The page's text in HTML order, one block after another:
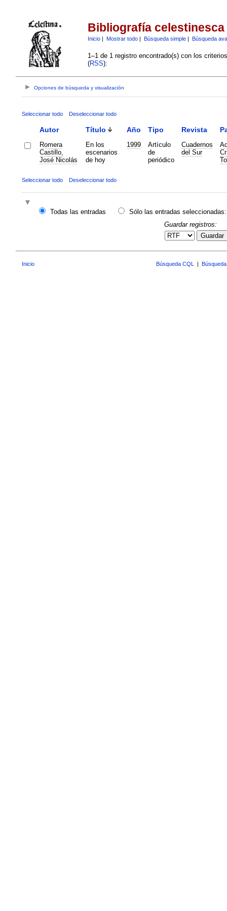
Bibliografía celestinesca
Inicio| Mostrar todo| Búsqueda simple| Búsqueda
1–1 de 1 registro encontrado(s) con los
(RSS):
Opciones de búsqueda y visualización
Seleccionar todo Deseleccionar todo
Autor Título Año Tipo Revista
Romera
Castillo,
José Nicolás
En los
escenarios
de hoy
1999
Artículo
de
periódico
Cuadernos
del Sur
Seleccionar todo Deseleccionar todo
Todas las entradas
Sólo las entradas seleccionadas:
Guardar registros:
Guardar
Inicio Búsqueda CQL